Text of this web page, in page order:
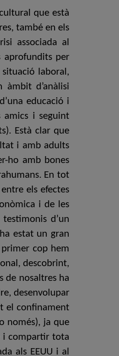
que està
també en els
associada al
aprofundits per
laboral,
àmbit d’anàlisi
educació i
amics i seguint
Està clar que
i amb adults
ho amb bones
En tot
els efectes
i de les
d’un
estat un gran
cop hem
descobrint,
de nosaltres ha
desenvolupar
el confinament
només), ja que
i compartir tota
als EEUU i al